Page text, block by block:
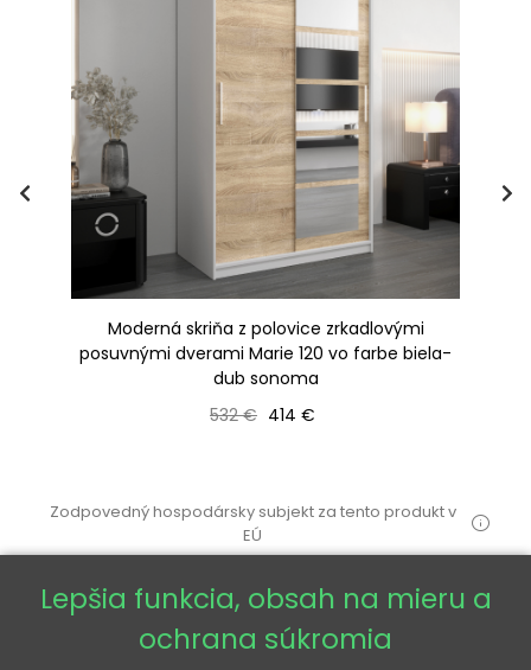
Moderná skriňa z polovice zrkadlovými
posuvnými dverami Marie 120 vo farbe biela-
dub sonoma
Bežná cena
532 € Cena
414 €
Zodpovedný hospodársky subjekt za tento produkt v
EÚ
Lepšia funkcia, obsah na mieru a
ochrana súkromia